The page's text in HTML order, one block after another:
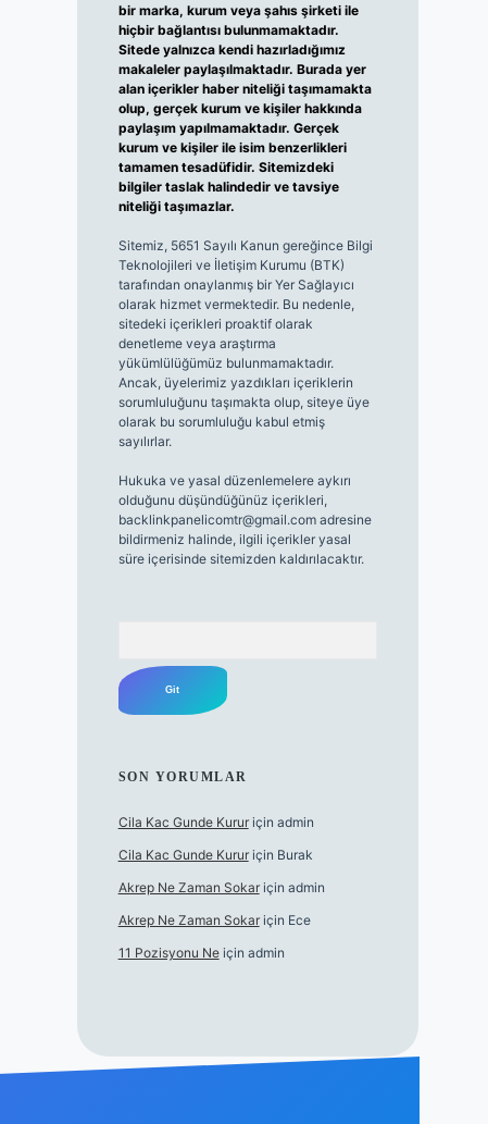
bir marka, kurum veya şahıs şirketi ile
hiçbir bağlantısı bulunmamaktadır.
Sitede yalnızca kendi hazırladığımız
makaleler paylaşılmaktadır. Burada yer
alan içerikler haber niteliği taşımamakta
olup, gerçek kurum ve kişiler hakkında
paylaşım yapılmamaktadır. Gerçek
kurum ve kişiler ile isim benzerlikleri
tamamen tesadüfidir. Sitemizdeki
bilgiler taslak halindedir ve tavsiye
niteliği taşımazlar.
Sitemiz, 5651 Sayılı Kanun gereğince Bilgi
Teknolojileri ve İletişim Kurumu (BTK)
tarafından onaylanmış bir Yer Sağlayıcı
olarak hizmet vermektedir. Bu nedenle,
sitedeki içerikleri proaktif olarak
denetleme veya araştırma
yükümlülüğümüz bulunmamaktadır.
Ancak, üyelerimiz yazdıkları içeriklerin
sorumluluğunu taşımakta olup, siteye üye
olarak bu sorumluluğu kabul etmiş
sayılırlar.
Hukuka ve yasal düzenlemelere aykırı
olduğunu düşündüğünüz içerikleri,
backlinkpanelicomtr@gmail.comadresine
bildirmeniz halinde, ilgili içerikler yasal
süre içerisinde sitemizden kaldırılacaktır.
SON YORUMLAR
Cila Kac Gunde Kururiçin admin
Cila Kac Gunde Kururiçin Burak
Akrep Ne Zaman Sokariçin admin
Akrep Ne Zaman Sokariçin Ece
11 Pozisyonu Neiçin admin